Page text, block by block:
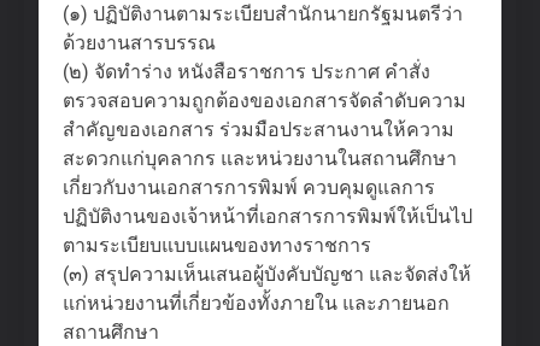
(๑) ปฏิบัติงานตามระเบียบสำนักนายกรัฐมนตรีว่า
ด้วยงานสารบรรณ
(๒) จัดทำร่าง หนังสือราชการ ประกาศ คำสั่ง
ตรวจสอบความถูกต้องของเอกสารจัดลำดับความ
สำคัญของเอกสาร ร่วมมือประสานงานให้ความ
สะดวกแก่บุคลากร และหน่วยงานในสถานศึกษา
เกี่ยวกับงานเอกสารการพิมพ์ ควบคุมดูแลการ
ปฏิบัติงานของเจ้าหน้าที่เอกสารการพิมพ์ให้เป็นไป
ตามระเบียบแบบแผนของทางราชการ
(๓) สรุปความเห็นเสนอผู้บังคับบัญชา และจัดส่งให้
แก่หน่วยงานที่เกี่ยวข้องทั้งภายใน และภายนอก
สถานศึกษา